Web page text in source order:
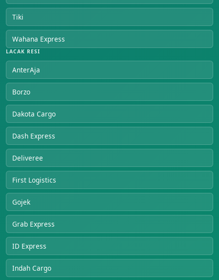
Tiki
Wahana Express
LACAK RESI
AnterAja
Borzo
Dakota Cargo
Dash Express
Deliveree
First Logistics
Gojek
Grab Express
ID Express
Indah Cargo